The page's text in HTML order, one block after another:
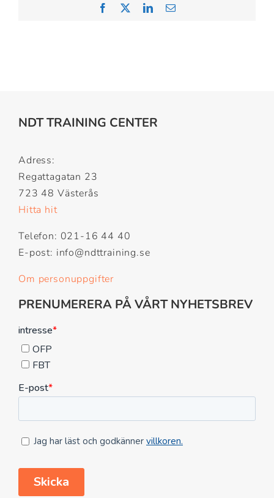
Facebook LinkedIn
Email
NDT TRAINING CENTER
Adress:
Regattagatan 23
723 48 Västerås
Hitta hit
Telefon: 021-16 44 40
E-post: info@ndttraining.se
Om personuppgifter
PRENUMERERA PÅ VÅRT NYHETSBREV